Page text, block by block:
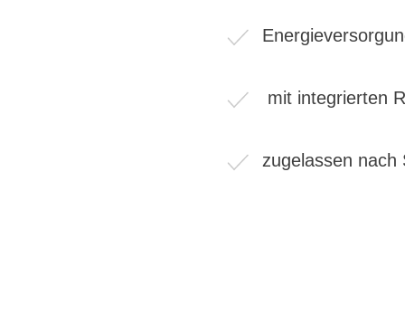
mit integrierten
zugelassen nach